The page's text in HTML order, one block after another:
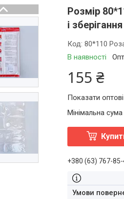
Розмір
і
В наявності
Код:80*110
155 ₴
Показати оптові
Мінімальна
+380 (63) 767-